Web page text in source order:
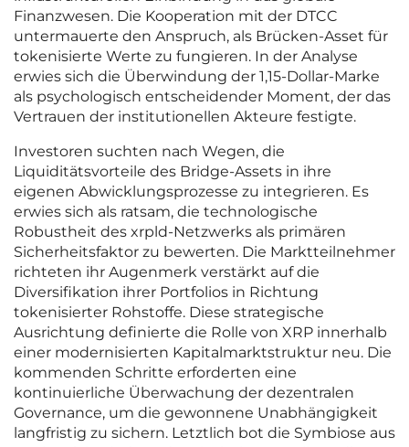
Finanzwesen. Die Kooperation mit der DTCC
untermauerte den Anspruch, als Brücken-Asset für
tokenisierte Werte zu fungieren. In der Analyse
erwies sich die Überwindung der 1,15-Dollar-Marke
als psychologisch entscheidender Moment, der das
Vertrauen der institutionellen Akteure festigte.
Investoren suchten nach Wegen, die
Liquiditätsvorteile des Bridge-Assets in ihre
eigenen Abwicklungsprozesse zu integrieren. Es
erwies sich als ratsam, die technologische
Robustheit des xrpld-Netzwerks als primären
Sicherheitsfaktor zu bewerten. Die Marktteilnehmer
richteten ihr Augenmerk verstärkt auf die
Diversifikation ihrer Portfolios in Richtung
tokenisierter Rohstoffe. Diese strategische
Ausrichtung definierte die Rolle von XRP innerhalb
einer modernisierten Kapitalmarktstruktur neu. Die
kommenden Schritte erforderten eine
kontinuierliche Überwachung der dezentralen
Governance, um die gewonnene Unabhängigkeit
langfristig zu sichern. Letztlich bot die Symbiose aus